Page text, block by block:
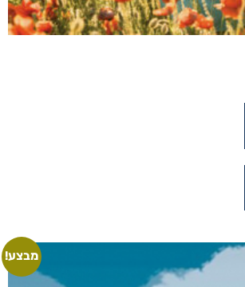
מבצע!